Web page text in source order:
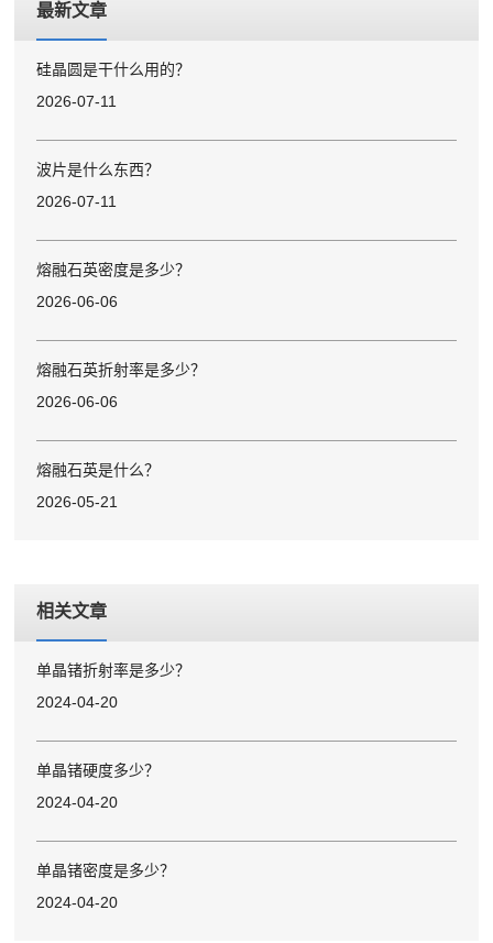
最新文章
硅晶圆是干什么用的？
2026-07-11
波片是什么东西？
2026-07-11
熔融石英密度是多少？
2026-06-06
熔融石英折射率是多少？
2026-06-06
熔融石英是什么？
2026-05-21
相关文章
单晶锗折射率是多少？
2024-04-20
单晶锗硬度多少？
2024-04-20
单晶锗密度是多少？
2024-04-20